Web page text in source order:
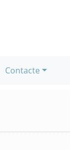
Contacte